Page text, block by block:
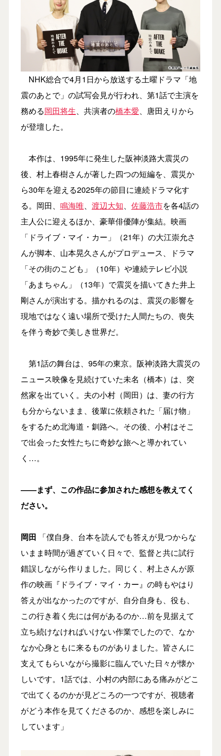
NHK総合で4月1日から放送する土曜ドラマ「地
震のあとで」の試写会見が行われ、第1話で主演を
務める岡田将生、共演者の橋本愛、唐田えりから
が登壇した。
本作は、1995年に発生した阪神淡路大震災の
後、村上春樹さんが著した四つの短編を、震災か
ら30年を迎える2025年の節目に連続ドラマ化す
る。岡田、 鳴海唯、 渡辺大知、 佐藤浩市を各4話の
主人公に迎えるほか、豪華俳優陣が集結。映画
「ドライブ・マイ・カー」（21年）の大江崇允さ
んが脚本、山本晃久さんがプロデュース、ドラマ
「その街のこども」（10年）や連続テレビ小説
「あまちゃん」（13年）で震災を描いてきた井上
剛さんが演出する。描かれるのは、震災の影響を
現地ではなく遠い場所で受けた人間たちの、喪失
を伴う奇妙で美しき世界だ。
第1話の舞台は、95年の東京。阪神淡路大震災の
ニュース映像を見続けていた未名（橋本）は、突
然家を出ていく。夫の小村（岡田）は、妻の行方
も分からないまま、後輩に依頼された「届け物」
をするため北海道・釧路へ。その後、小村はそこ
で出会った女性たちに奇妙な旅へと導かれてい
く…。
――まず、この作品に参加された感想を教えてく
ださい。
岡田 「僕自身、台本を読んでも答えが見つからな
いまま時間が過ぎていく日々で、監督と共に試行
錯誤しながら作りました。同じく、村上さんが原
作の映画『ドライブ・マイ・カー』の時もやはり
答えが出なかったのですが、自分自身も、役も、
この行き着く先には何があるのか…前を見据えて
立ち続けなければいけない作業でしたので、なか
なか心身ともに来るものがありました。皆さんに
支えてもらいながら撮影に臨んでいた日々が懐か
しいです。1話では、小村の内部にある痛みがどこ
で出てくるのかが見どころの一つですが、視聴者
がどう本作を見てくださるのか、感想を楽しみに
しています」